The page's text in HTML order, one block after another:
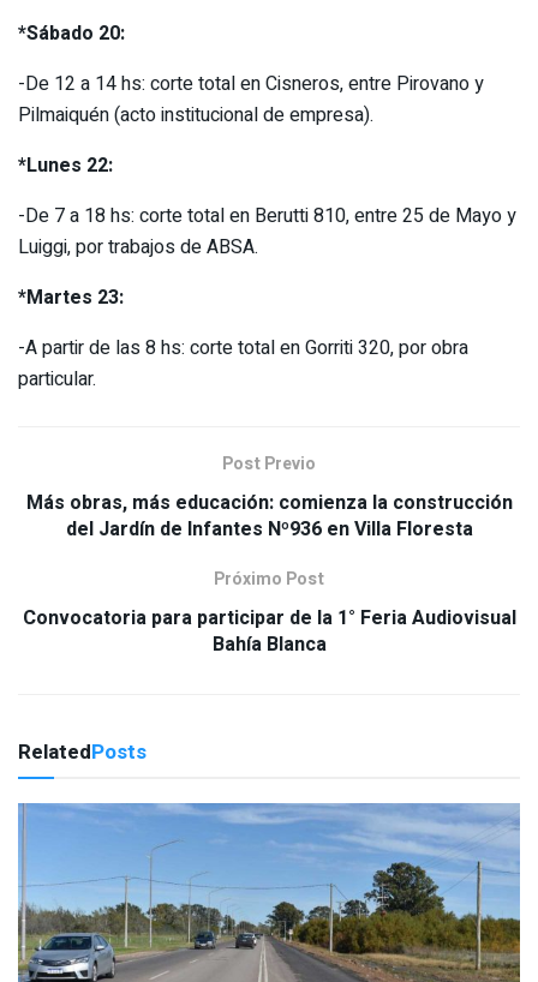
*Sábado 20:
-De 12 a 14 hs: corte total en Cisneros, entre Pirovano y
Pilmaiquén (acto institucional de empresa).
*Lunes 22:
-De 7 a 18 hs: corte total en Berutti 810, entre 25 de Mayo y
Luiggi, por trabajos de ABSA.
*Martes 23:
-A partir de las 8 hs: corte total en Gorriti 320, por obra
particular.
Post Previo
Más obras, más educación: comienza la construcción
del Jardín de Infantes Nº936 en Villa Floresta
Próximo Post
Convocatoria para participar de la 1° Feria Audiovisual
Bahía Blanca
RelatedPosts